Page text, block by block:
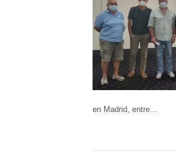
en Madrid, entre...